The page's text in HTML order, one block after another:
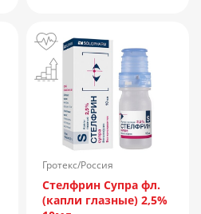
Гротекс/Россия
Стелфрин Супра фл.
(капли глазные) 2,5%